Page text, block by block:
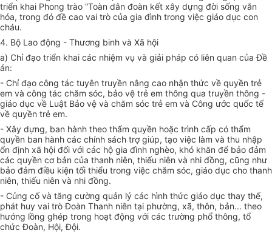
triển khai Phong trào “Toàn dân đoàn kết xây dựng đời sống văn
hóa, trong đó đề cao vai trò của gia đình trong việc giáo dục con
cháu.
4. Bộ Lao động - Thương binh và Xã hội
a) Chỉ đạo triển khai các nhiệm vụ và giải pháp có liên quan củaĐề
án:
- Chỉ đạo công tác tuyên truyền nâng cao nhận thức về quyền trẻ
em và công tác chăm sóc, bảo vệ trẻ em thông qua truyền thông -
giáo dục về Luật Bảo vệ và chăm sóc trẻ em và Công ước quốc tế
về quyền trẻ em.
- Xây dựng, ban hành theo thẩm quyền hoặc trình cấp có thẩm
quyền ban hành các chính sách trợ giúp, tạo việc làm và thu nhập
ổn định xã hội đối với các hộ gia đình nghèo, khó khăn để bảo đảm
các quyền cơ bản của thanh niên, thiếu niên và nhi đồng, cũng như
bảo đảm điều kiện tối thiểu trong việc chăm sóc, giáo dục cho thanh
niên, thiếu niên và nhi đồng.
- Củng cố và tăng cường quản lý các hình thức giáo dục thay thế,
phát huy vai trò Đoàn Thanh niên tại phường, xã, thôn, bản... theo
hướng lồng ghép trong hoạt động với các trường phổ thông, tổ
chức Đoàn, Hội, Đội.